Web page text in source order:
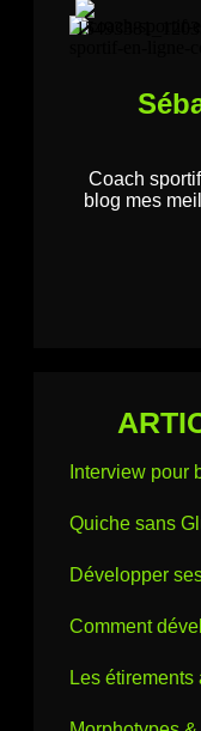
Coach
blog mes
Interview pour
Quiche sans
Développer
Comment
Les